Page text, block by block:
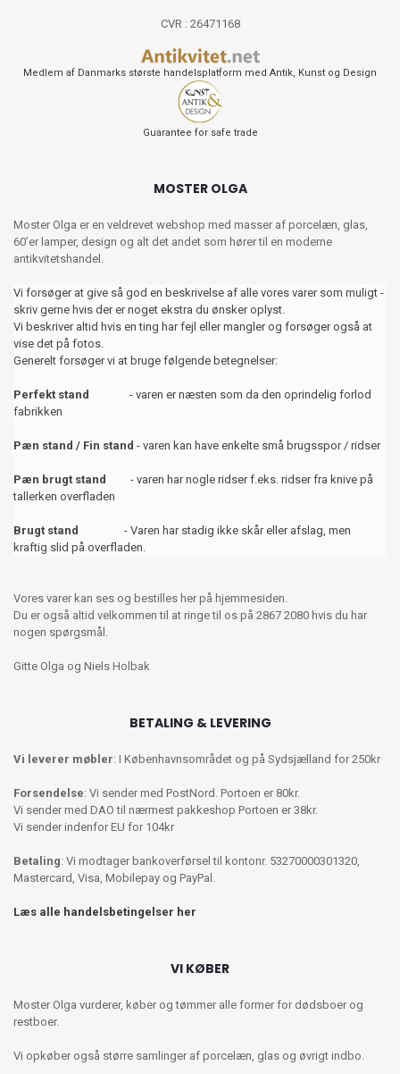
CVR : 26471168
Medlem af Danmarks største handelsplatform med Antik, Kunst og Design
Guarantee for safe trade
MOSTER OLGA
Moster Olga er en veldrevet webshop med masser af porcelæn, glas,
60’er lamper, design og alt det andet som hører til en moderne
antikvitetshandel.
Vi forsøger at give så god en beskrivelse af alle vores varer som muligt -
skriv gerne hvis der er noget ekstra du ønsker oplyst.
Vi beskriver altid hvis en ting har fejl eller mangler og forsøger også at
vise det på fotos.
Generelt forsøger vi at bruge følgende betegnelser:
Perfekt stand - varen er næsten som da den oprindelig forlod
fabrikken
Pæn stand / Fin stand - varen kan have enkelte små brugsspor / ridser
Pæn brugt stand
- varen har nogle ridser f.eks. ridser fra knive på
tallerken overfladen
Brugt stand
- Varen har stadig ikke skår eller afslag, men
kraftig slid på overfladen.
Vores varer kan ses og bestilles her på hjemmesiden.
Du er også altid velkommen til at ringe til os på 2867 2080 hvis du har
nogen spørgsmål.
Gitte Olga og Niels Holbak
BETALING & LEVERING
Vi leverer møbler: I Københavnsområdet og på Sydsjælland for 250kr
Forsendelse: Vi sender med PostNord. Portoen er 80kr.
Vi sender med DAO til nærmest pakkeshop Portoen er 38kr.
Vi sender indenfor EU for 104kr
Betaling: Vi modtager bankoverførsel til kontonr. 53270000301320,
Mastercard, Visa, Mobilepay og PayPal.
Læs alle handelsbetingelser her
VI KØBER
Moster Olga vurderer, køber og tømmer alle former for dødsboer og
restboer.
Vi opkøber også større samlinger af porcelæn, glas og øvrigt indbo.